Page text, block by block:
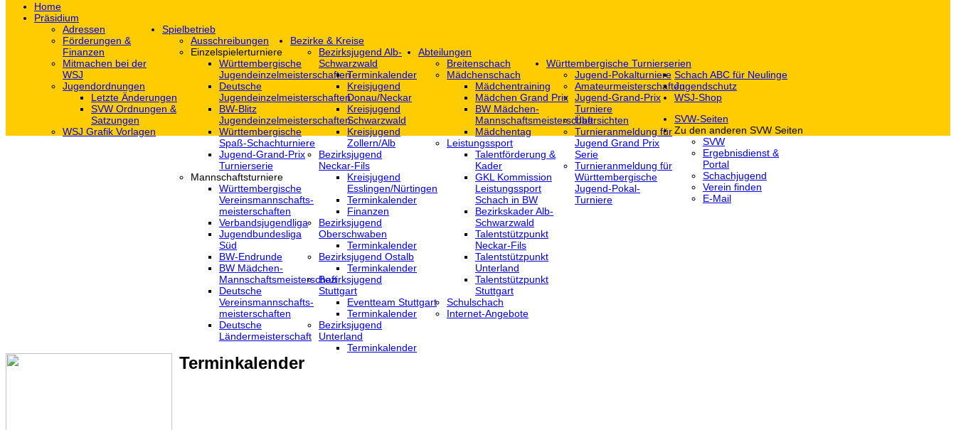
Home
Präsidium
Adressen
Förderungen &
Finanzen
Mitmachen bei der
WSJ
Jugendordnungen
Letzte Änderungen
SVW Ordnungen &
Satzungen
WSJ Grafik Vorlagen
Spielbetrieb
Ausschreibungen
Einzelspielerturniere
Württembergische
Jugendeinzelmeisterschaften
Deutsche
Jugendeinzelmeisterschaften
BW-Blitz
Jugendeinzelmeisterschaften
Württembergische
Spaß-Schachturniere
Jugend-Grand-Prix
Turnierserie
Mannschaftsturniere
Württembergische
Vereinsmannschafts-
meisterschaften
Verbandsjugendliga
Jugendbundesliga
Süd
BW-Endrunde
BW Mädchen-
Mannschaftsmeisterschaft
Deutsche
Vereinsmannschafts-
meisterschaften
Deutsche
Ländermeisterschaft
Bezirke & Kreise
Bezirksjugend Alb-
Schwarzwald
Terminkalender
Kreisjugend
Donau/Neckar
Kreisjugend
Schwarzwald
Kreisjugend
Zollern/Alb
Bezirksjugend
Neckar-Fils
Kreisjugend
‎Esslingen/Nürtingen
Terminkalender
Finanzen
Bezirksjugend
Oberschwaben
Terminkalender
Bezirksjugend Ostalb
Terminkalender
Bezirksjugend
Stuttgart
‎Eventteam Stuttgart
Terminkalender
Bezirksjugend
Unterland
Terminkalender
Abteilungen
Breitenschach
Mädchenschach
Mädchentraining
Mädchen Grand Prix
BW Mädchen-
Mannschaftsmeisterschaft
Mädchentag
Leistungssport
Talentförderung &
Kader
GKL Kommission
Leistungssport
Schach in BW
Bezirkskader Alb-
Schwarzwald
Talentstützpunkt
Neckar-Fils
Talentstützpunkt
Unterland
Talentstützpunkt
Stuttgart
Schulschach
Internet-Angebote
Württembergische Turnierserien
Jugend-Pokalturniere
Amateurmeisterschaften
Jugend-Grand-Prix
Turniere
Übersichten
Turnieranmeldung für
Jugend Grand Prix
Serie
Turnieranmeldung für
Württembergische
Jugend-Pokal-
Turniere
Schach ABC für Neulinge
Jugendschutz
WSJ-Shop
SVW-Seiten
Zu den anderen SVW Seiten
SVW
Ergebnisdienst &
Portal
Schachjugend
Verein finden
E-Mail
Terminkalender